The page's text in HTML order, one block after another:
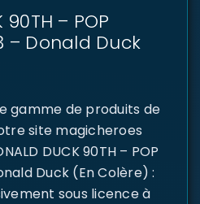
90TH – POP
– Donald Duck
gamme de produits de
site magicheroes
DUCK 90TH – POP
Duck (En Colère) :
sous licence à